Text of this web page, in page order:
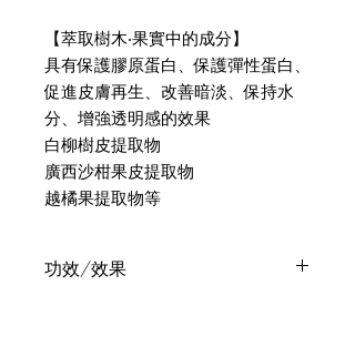
【萃取樹木‧果實中的成分】
具有保護膠原蛋白、保護彈性蛋白、
促進皮膚再生、改善暗淡、保持水
分、增強透明感的效果
白柳樹皮提取物
廣西沙柑果皮提取物
越橘果提取物等
功效/效果